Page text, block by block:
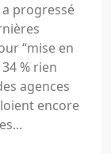
a progressé
“mise en
% rien
agences
encore